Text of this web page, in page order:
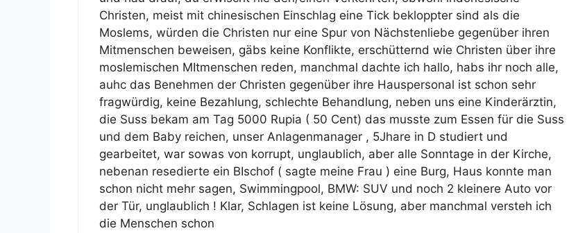
Christen, meist mit chinesischen Einschlag eine Tick bekloppter sind als die
Moslems, würden die Christen nur eine Spur von Nächstenliebe gegenüber ihren
Mitmenschen beweisen, gäbs keine Konflikte, erschütternd wie Christen über ihre
moslemischen MItmenschen reden, manchmal dachte ich hallo, habs ihr noch alle,
auhc das Benehmen der Christen gegenüber ihre Hauspersonal ist schon sehr
fragwürdig, keine Bezahlung, schlechte Behandlung, neben uns eine Kinderärztin,
die Suss bekam am Tag 5000 Rupia ( 50 Cent) das musste zum Essen für die Suss
und dem Baby reichen, unser Anlagenmanager , 5Jhare in D studiert und
gearbeitet, war sowas von korrupt, unglaublich, aber alle Sonntage in der Kirche,
nebenan resedierte ein BIschof ( sagte meine Frau ) eine Burg, Haus konnte man
schon nicht mehr sagen, Swimmingpool, BMW: SUV und noch 2 kleinere Auto vor
der Tür, unglaublich ! Klar, Schlagen ist keine Lösung, aber manchmal versteh ich
die Menschen schon